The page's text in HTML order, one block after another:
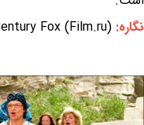
نگاره: Fox (Film.ru)